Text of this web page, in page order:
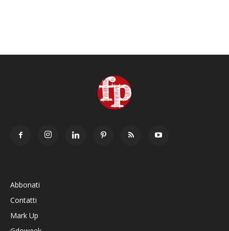
Abbonati
Contatti
Mark Up